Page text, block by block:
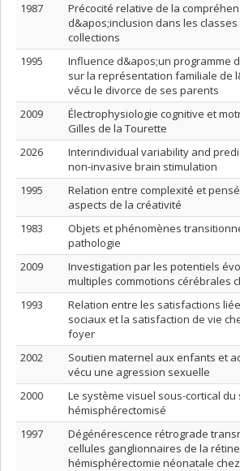
1987
Précocité relative de la
d&apos;inclusion dans les
collections
1995
Influence d&apos;un programme
sur la représentation familiale de
vécu le divorce de ses parents
2009
Électrophysiologie cognitive et
Gilles de la Tourette
2026
Interindividual variability and
non-invasive brain stimulation
1995
Relation entre complexité et
aspects de la créativité
1983
Objets et phénomènes
pathologie
2009
Investigation par les potentiels
multiples commotions cérébrales
1993
Relation entre les satisfactions
sociaux et la satisfaction de vie
foyer
2002
Soutien maternel aux enfants et
vécu une agression sexuelle
2000
Le système visuel sous-cortical du
hémisphérectomisé
1997
Dégénérescence rétrograde
cellules ganglionnaires de la
hémisphérectomie néonatale